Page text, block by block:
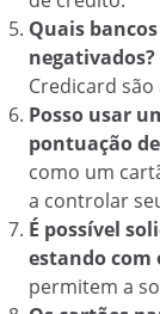
Quais
negativados?
Credicard
Posso usar
pontuação
como um
a controlar
É possível
estando com
permitem a